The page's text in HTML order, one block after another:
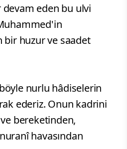
devam eden bu ulvi
huzur ve saadet
nurlu hâdiselerin
ederiz. Onun kadrini
bereketinden,
havasından